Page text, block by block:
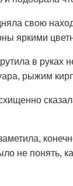
свою
яркими
в руках
рыжим
не понять,